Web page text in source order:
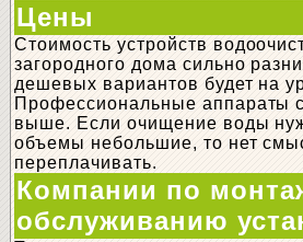
Цены
Стоимость устройств
загородного дома сильно
дешевых вариантов будет на
Профессиональные аппараты
выше. Если очищение воды
объемы небольшие, то нет
переплачивать.
Компании по
обслуживанию